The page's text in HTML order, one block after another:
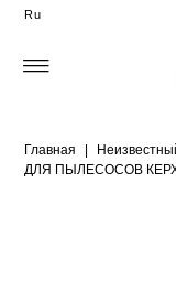
Ru
Главная |
ДЛЯ ПЫЛЕСОСОВ